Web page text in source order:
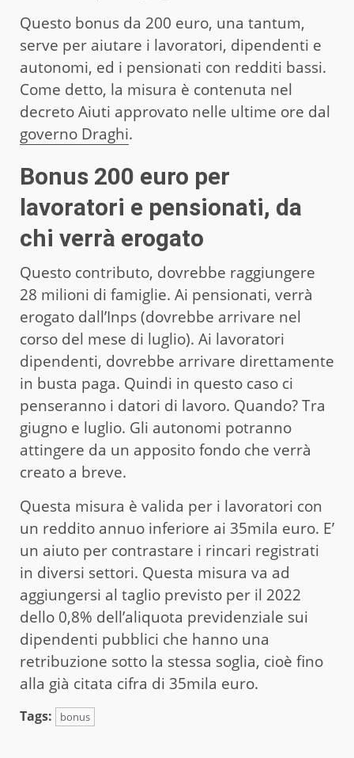
Questo bonus da 200 euro, una tantum,
serve per aiutare i lavoratori, dipendenti e
autonomi, ed i pensionati con redditi bassi.
Come detto, la misura è contenuta nel
decreto Aiuti approvato nelle ultime ore dal
governo Draghi.
Bonus 200 euro per
lavoratori e pensionati, da
chi verrà erogato
Questo contributo, dovrebbe raggiungere
28 milioni di famiglie. Ai pensionati, verrà
erogato dall’Inps (dovrebbe arrivare nel
corso del mese di luglio). Ai lavoratori
dipendenti, dovrebbe arrivare direttamente
in busta paga. Quindi in questo caso ci
penseranno i datori di lavoro. Quando? Tra
giugno e luglio. Gli autonomi potranno
attingere da un apposito fondo che verrà
creato a breve.
Questa misura è valida per i lavoratori con
un reddito annuo inferiore ai 35mila euro. E’
un aiuto per contrastare i rincari registrati
in diversi settori. Questa misura va ad
aggiungersi al taglio previsto per il 2022
dello 0,8% dell’aliquota previdenziale sui
dipendenti pubblici che hanno una
retribuzione sotto la stessa soglia, cioè fino
alla già citata cifra di 35mila euro.
Tags: bonus